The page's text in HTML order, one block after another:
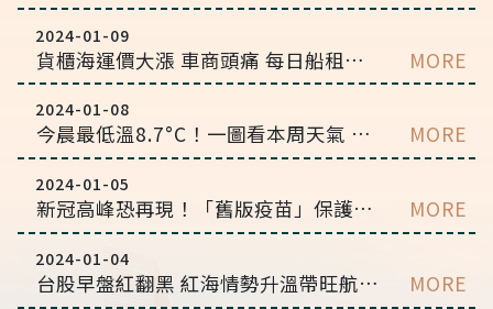
2024-01-09
貨櫃海運價大漲 車商頭痛 每日船租價格比五年前漲了六倍 MORE
2024-01-08
今晨最低溫8.7°C！一圖看本周天氣 周三再迎冷氣團 MORE
2024-01-05
新冠高峰恐再現！「舊版疫苗」保護力嚴重不足 疾管署：幾乎跟沒打差不多 MORE
2024-01-04
台股早盤紅翻黑 紅海情勢升溫帶旺航海王 MORE